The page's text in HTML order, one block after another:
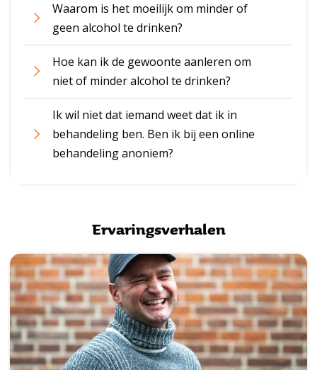
Waarom is het moeilijk om minder of
geen alcohol te drinken?
Hoe kan ik de gewoonte aanleren om
niet of minder alcohol te drinken?
Ik wil niet dat iemand weet dat ik in
behandeling ben. Ben ik bij een online
behandeling anoniem?
Ervaringsverhalen